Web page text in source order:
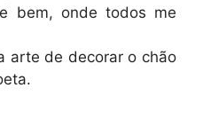
bem, onde todos me
arte de decorar o chão